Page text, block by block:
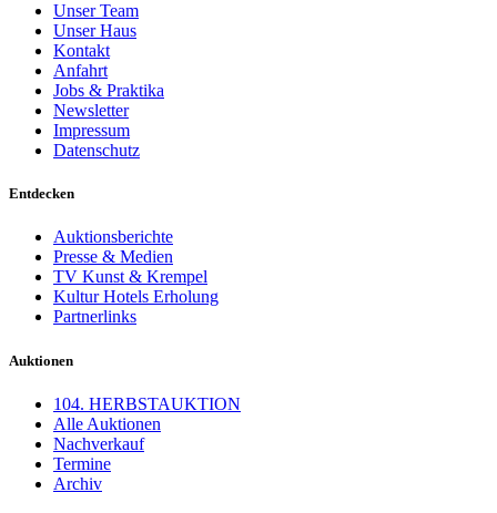
Unser Team
Unser Haus
Kontakt
Anfahrt
Jobs & Praktika
Newsletter
Impressum
Datenschutz
Entdecken
Auktionsberichte
Presse & Medien
TV Kunst & Krempel
Kultur Hotels Erholung
Partnerlinks
Auktionen
104. HERBSTAUKTION
Alle Auktionen
Nachverkauf
Termine
Archiv